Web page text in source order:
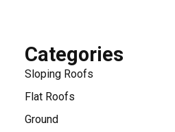
Categories
Sloping Roofs
Flat Roofs
Ground